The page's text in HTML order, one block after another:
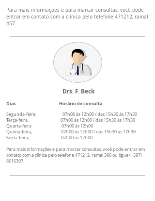
Para mais informações e para marcar consultas, você pode
entrar em contato com a clínica pelo telefone 471212, ramal
457.
Drs. F. Beck
Dias Horário de consulta
Segunda-feira 07h00 às 12h00 / das 15h30 às 17h30
Terça-feira, 07h00 às 12h00 / das 15h30 às 17h30
Quarta-feira 07h00 às 12h00
Quinta-feira, 07h00 às 12h00 / das 15h30 às 17h30
Sexta-feira, 07h00 às 12h00
Para mais informações e para marcar consultas, você pode entrar em
contato com a clínica pelo telefone 471212, ramal 390 ou ligue (+597)
8616307.